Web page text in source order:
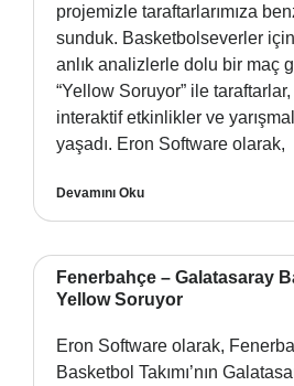
projemizle taraftarlarımıza
sunduk. Basketbolseverler
anlık analizlerle dolu bir maç
“Yellow Soruyor” ile taraftarlar,
interaktif etkinlikler ve
yaşadı. Eron Software olarak,
Devamını Oku
Fenerbahçe – Galatasaray
Yellow Soruyor
Eron Software olarak,
Basketbol Takımı’nın